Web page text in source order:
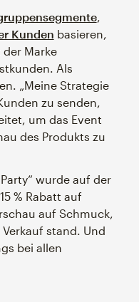
,
Kunden basieren,
Marke
Als
„Meine Strategie
zu senden,
um das Event
des Produkts zu
wurde auf der
% Rabatt auf
auf Schmuck,
stand. Und
bei allen